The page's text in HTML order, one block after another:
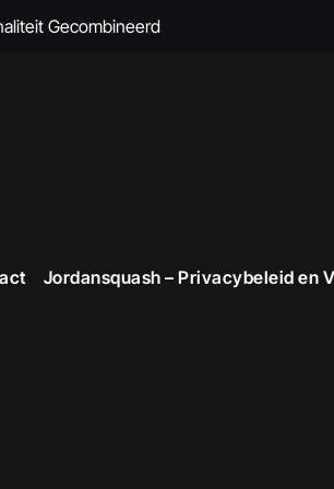
Gecombineerd
Gelegenheid
Outfits op de Werkvloer
op het Werk
en Duurzaam
Jordansquash – Privacybeleid en